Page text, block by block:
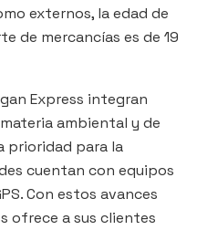
externos, la edad de
de mercancías es de 19
Express integran
ambiental y de
prioridad para la
cuentan con equipos
Con estos avances
ofrece a sus clientes